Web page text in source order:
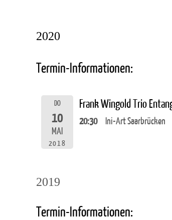
2020
Termin-Informationen:
DO
10
MAI
2018
Frank Wingold Trio
20:30 Ini-Art Saarbrücken
2019
Termin-Informationen: